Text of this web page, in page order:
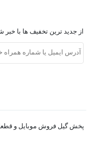
از جدید ترین تخفیف ها با خبر
پخش گیل فروش موبایل و